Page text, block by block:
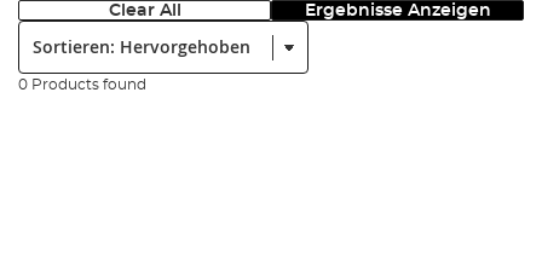
Clear All Ergebnisse Anzeigen
0 Products found